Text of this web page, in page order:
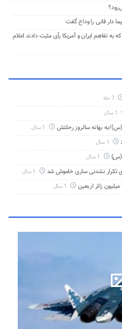
دار فانی را وداع گفت
که به تفاهم ایران و آمریکا رأی مثبت دادند اعلام
7 ماه
به بهانه سالروز رحلتش
تکرار نشدنی ساری خاموش شد